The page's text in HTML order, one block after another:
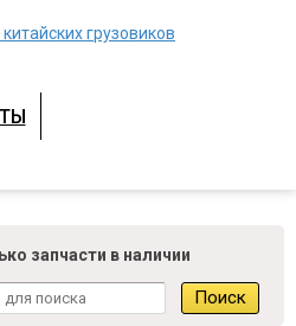
запчасти в наличии